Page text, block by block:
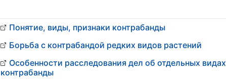
Понятие, виды, признаки контрабанды
Борьба с контрабандой редких видов растений
Особенности расследования дел об отдельных видах
контрабанды